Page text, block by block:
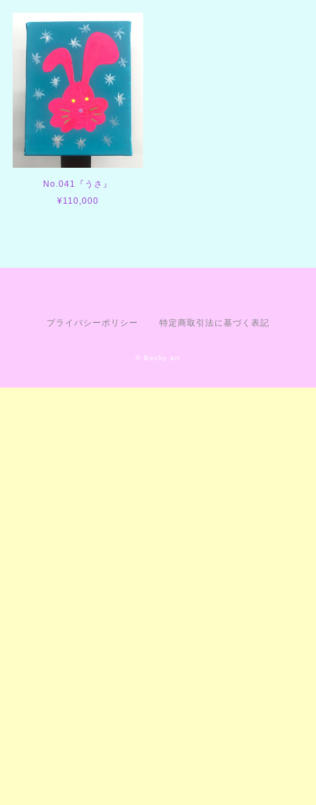
No.041『うさ』
¥110,000
プライバシーポリシー 特定商取引法に基づく表記
© Becky art